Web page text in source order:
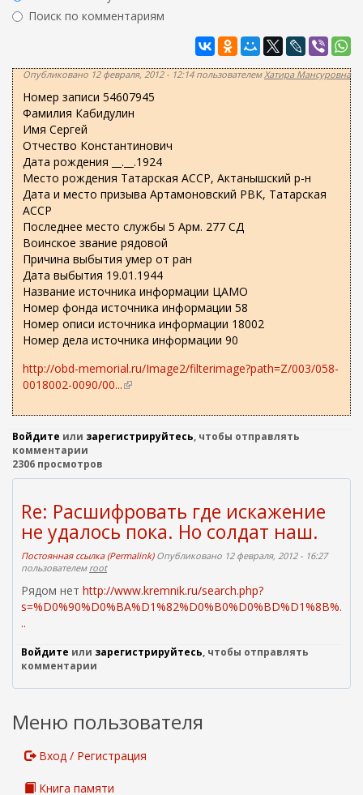
р
п
о
и
с
к
а
Поиск по комментариям
Опубликовано 12 февраля, 2012 - 12:14 пользователемХатира Мансуровна
Номер записи 54607945
Фамилия Кабидулин
Имя Сергей
Отчество Константинович
Дата рождения __.__.1924
Место рождения Татарская АССР, Актанышский р-н
Дата и место призыва Артамоновский РВК, Татарская
АССР
Последнее место службы 5 Арм. 277 СД
Воинское звание рядовой
Причина выбытия умер от ран
Дата выбытия 19.01.1944
Название источника информации ЦАМО
Номер фонда источника информации 58
Номер описи источника информации 18002
Номер дела источника информации 90
http://obd-memorial.ru/Image2/filterimage?path=Z/003/058-
0018002-0090/00...(
н
е
я
с
с
л
а
)
Войдите или зарегистрируйтесь, чтобы отправлять
комментарии
2306 просмотров
Re: Расшифровать где искажение
не удалось пока. Но солдат наш.
Постоянная ссылка (Permalink)Опубликовано 12 февраля, 2012 - 16:27
пользователем root
Рядом нет http://www.kremnik.ru/search.php?
s=%D0%90%D0%BA%D1%82%D0%B0%D0%BD%D1%8B%.
..
Войдите или зарегистрируйтесь, чтобы отправлять
комментарии
Меню пользователя
Вход / Регистрация
Книга памяти